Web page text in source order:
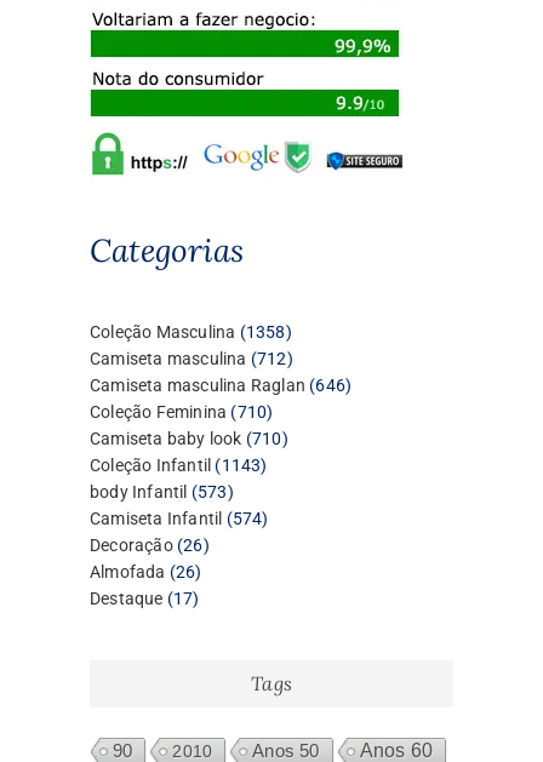
Categorias
Coleção Masculina 13581358
produtos
Camiseta masculina 712712
produtos
Camiseta masculina Raglan 646646
Coleção Feminina 710710
produtos
Camiseta baby look 710710
Coleção Infantil 11431143
body Infantil 573573
produtos
Camiseta Infantil 574574
Decoração 2626
Almofada 2626
produtos
Destaque 1717
Tags
90 2010 Anos 50
Anos 60